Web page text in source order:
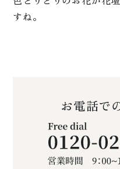
すね。
お電話で